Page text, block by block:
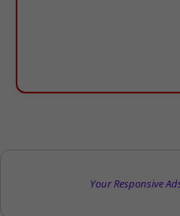
Your Responsive